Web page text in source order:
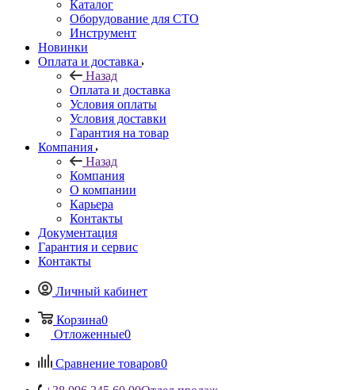
Каталог
Оборудование для СТО
Инструмент
Новинки
Оплата и доставка
Назад
Оплата и доставка
Условия оплаты
Условия доставки
Гарантия на товар
Компания
Назад
Компания
О компании
Карьера
Контакты
Документация
Гарантия и сервис
Контакты
Личный кабинет
Корзина0
Отложенные0
Сравнение товаров0